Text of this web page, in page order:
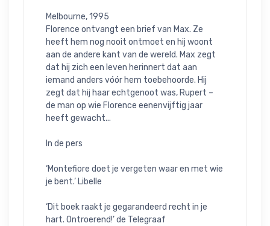
Melbourne, 1995
Florence ontvangt een brief van Max. Ze
heeft hem nog nooit ontmoet en hij woont
aan de andere kant van de wereld. Max zegt
dat hij zich een leven herinnert dat aan
iemand anders vóór hem toebehoorde. Hij
zegt dat hij haar echtgenoot was, Rupert –
de man op wie Florence eenenvijftig jaar
heeft gewacht...
In de pers
‘Montefiore doet je vergeten waar en met wie
je bent.’ Libelle
‘Dit boek raakt je gegarandeerd recht in je
hart. Ontroerend!’ de Telegraaf